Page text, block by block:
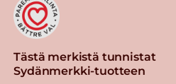
Tästä merkistä tunnistat
Sydänmerkki-tuotteen